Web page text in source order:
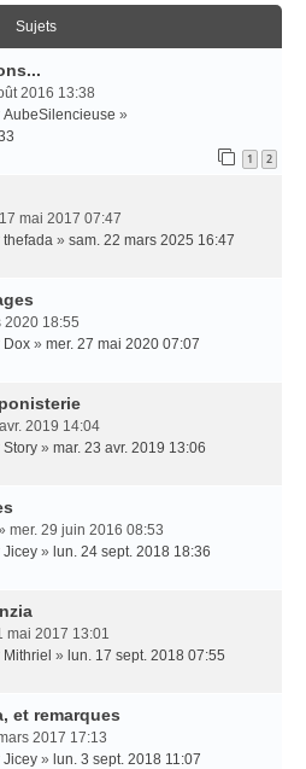
Sujets
2016 13:38
AubeSilencieuse »
1 2
mai 2017 07:47
thefada » sam. 22 mars 2025 16:47
2020 18:55
Dox » mer. 27 mai 2020 07:07
2019 14:04
Story » mar. 23 avr. 2019 13:06
mer. 29 juin 2016 08:53
Jicey » lun. 24 sept. 2018 18:36
mai 2017 13:01
Mithriel » lun. 17 sept. 2018 07:55
et remarques
2017 17:13
Jicey » lun. 3 sept. 2018 11:07